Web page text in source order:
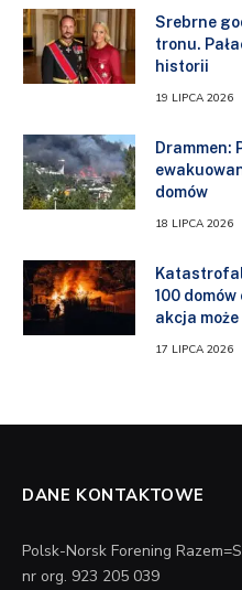
Srebrne
tronu.
historii
19 LIPCA 2026
Drammen:
domów
18 LIPCA 2026
100
akcja
17 LIPCA 2026
DANE KONTAKTOWE
Polsk-Norsk Forening
nr org. 923 205 039